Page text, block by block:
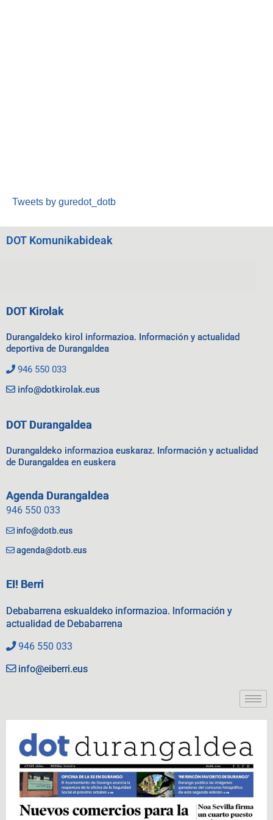
Tweets by guredot_dotb
DOT Komunikabideak
DOT Kirolak
Durangaldeko kirol informazioa. Información y actualidad
deportiva de Durangaldea
946 550 033
info@dotkirolak.eus
DOT Durangaldea
Durangaldeko informazioa euskaraz. Información y actualidad
de Durangaldea en euskera
Agenda Durangaldea
946 550 033
info@dotb.eus
agenda@dotb.eus
EI! Berri
Debabarrena eskualdeko informazioa. Información y
actualidad de Debabarrena
946 550 033
info@eiberri.eus